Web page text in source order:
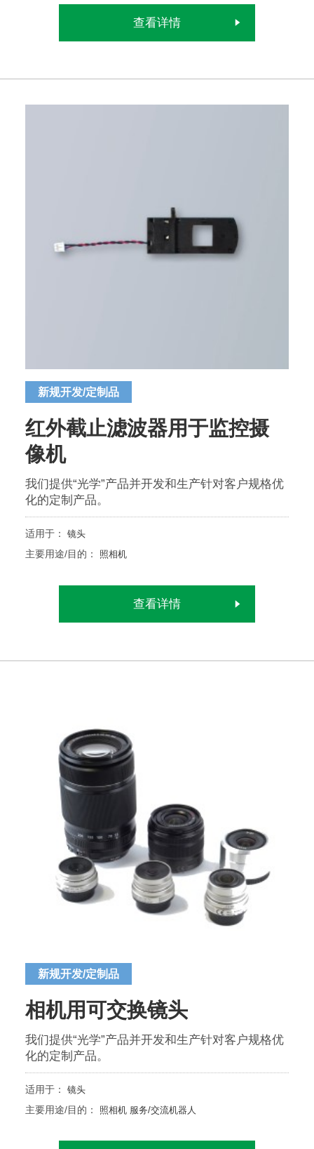
查看详情
新规开发/定制品
红外截止滤波器用于监控摄
像机
我们提供“光学”产品并开发和生产针对客户规格优
化的定制产品。
适用于： 镜头
主要用途/目的： 照相机
查看详情
新规开发/定制品
相机用可交换镜头
我们提供“光学”产品并开发和生产针对客户规格优
化的定制产品。
适用于： 镜头
主要用途/目的： 照相机 服务/交流机器人